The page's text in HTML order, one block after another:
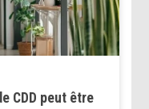
CDD peut être